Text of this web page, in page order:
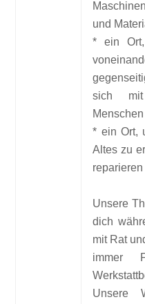
und
* ein
sich mit
* ein Ort,
Altes zu
reparieren
Unsere
dich
mit Rat
immer
Unsere